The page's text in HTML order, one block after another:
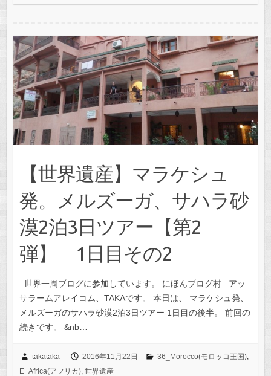
【世界遺産】マラケシュ
発。メルズーガ、サハラ砂
漠2泊3日ツアー【第2
弾】 1日目その2
世界一周ブログに参加しています。 にほんブログ村 アッ
サラームアレイコム、TAKAです。 本日は、 マラケシュ発、
メルズーガのサハラ砂漠2泊3日ツアー 1日目の後半。 前回の
続きです。 &nb…
takataka 2016年11月22日 36_Morocco(モロッコ王国),
E_Africa(アフリカ), 世界遺産